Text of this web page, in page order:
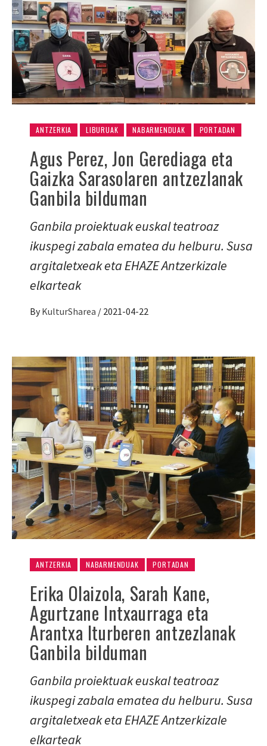
ANTZERKIA LIBURUAK NABARMENDUAK PORTADAN
Agus Perez, Jon Gerediaga eta
Gaizka Sarasolaren antzezlanak
Ganbila bilduman
Ganbila proiektuak euskal teatroaz
ikuspegi zabala ematea du helburu. Susa
argitaletxeak eta EHAZE Antzerkizale
elkarteak
By KulturSharea / 2021-04-22
ANTZERKIA NABARMENDUAK PORTADAN
Erika Olaizola, Sarah Kane,
Agurtzane Intxaurraga eta
Arantxa Iturberen antzezlanak
Ganbila bilduman
Ganbila proiektuak euskal teatroaz
ikuspegi zabala ematea du helburu. Susa
argitaletxeak eta EHAZE Antzerkizale
elkarteak